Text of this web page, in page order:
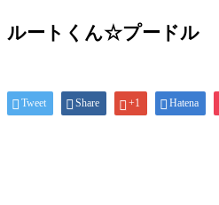
ルートくん☆プードル
Tweet Share +1 Hatena